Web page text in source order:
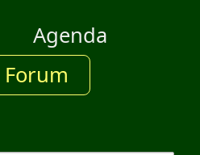
Agenda
Forum